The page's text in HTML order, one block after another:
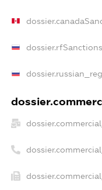
dossier.rfSanctions